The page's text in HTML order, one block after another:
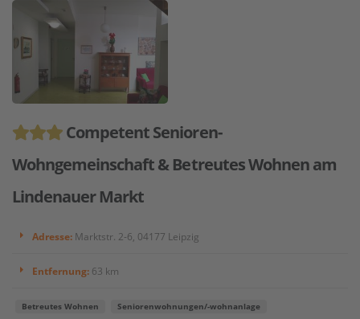
Competent Senioren-
Wohngemeinschaft & Betreutes Wohnen am
Lindenauer Markt
Adresse: Marktstr. 2-6, 04177 Leipzig
Entfernung: 63 km
Betreutes Wohnen Seniorenwohnungen/-wohnanlage